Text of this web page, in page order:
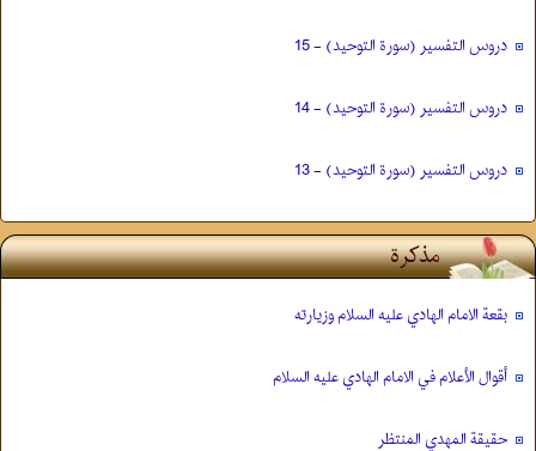
دروس التفسیر (سورة التوحید) - 15
دروس التفسیر (سورة التوحید) - 14
دروس التفسیر (سورة التوحید) - 13
مذكرة
بقعة الامام الهادي عليه السلام وزيارته
أقوال الأعلام في الامام الهادي عليه السلام
حقيقة المهدي المنتظر